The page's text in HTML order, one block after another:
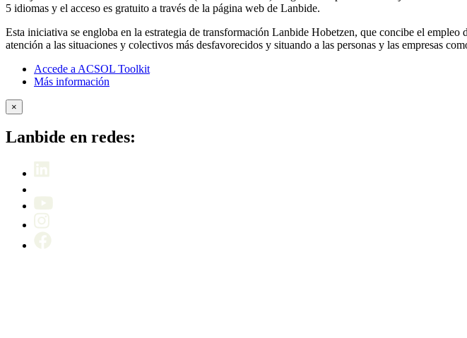
5 idiomas y el acceso es gratuito a través de la página web de Lanbide.
Esta iniciativa se engloba en la estrategia de transformación Lanbide Hobetzen, que concibe el
atención a las situaciones y colectivos más desfavorecidos y situando a las personas y las empresas
Accede a ACSOL Toolkit
Más información
×
Lanbide en redes: